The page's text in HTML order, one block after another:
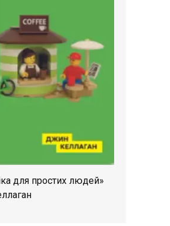
для простих людей»